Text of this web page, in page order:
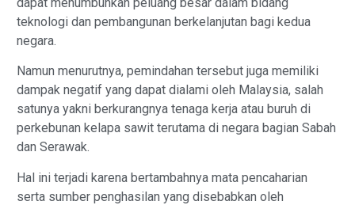
teknologi dan pembangunan berkelanjutan bagi kedua
negara.
Namun menurutnya, pemindahan tersebut juga memiliki
dampak negatif yang dapat dialami oleh Malaysia, salah
satunya yakni berkurangnya tenaga kerja atau buruh di
perkebunan kelapa sawit terutama di negara bagian Sabah
dan Serawak.
Hal ini terjadi karena bertambahnya mata pencaharian
serta sumber penghasilan yang disebabkan oleh